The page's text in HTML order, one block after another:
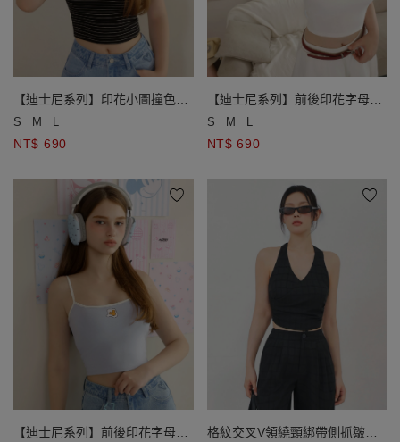
【迪士尼系列】印花小圖撞色滾
邊條紋平口BRA背心
S M L
NT$ 690
【迪士尼系列】前後印花字母撞
色滾邊細肩帶BRA背心
S M L
NT$ 690
【迪士尼系列】前後印花字母撞
格紋交叉V領繞頸綁帶側抓皺短